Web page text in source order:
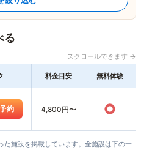
る
スクロールできます →
料金目安 無料体験
予約 4,800円〜 ○
施設を掲載しています。全施設は下の一